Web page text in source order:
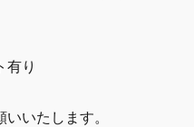
有り
いたします。